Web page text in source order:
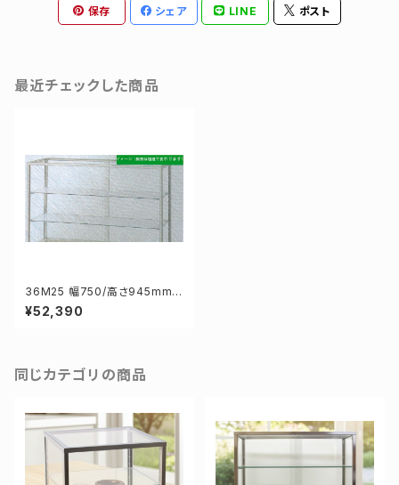
保存 シェア LINE ポスト
最近チェックした商品
36M25 幅750/高さ945mm
業務用 ガラスケース ショーケー
ス コレクションケース ディスプ
¥52,390
同じカテゴリの商品